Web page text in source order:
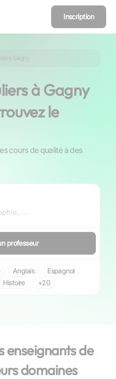
Inscription
Gagny
à Gagny
le
cours de qualité à des
professeur
Anglais
Espagnol
Histoire +20
enseignants de
domaines